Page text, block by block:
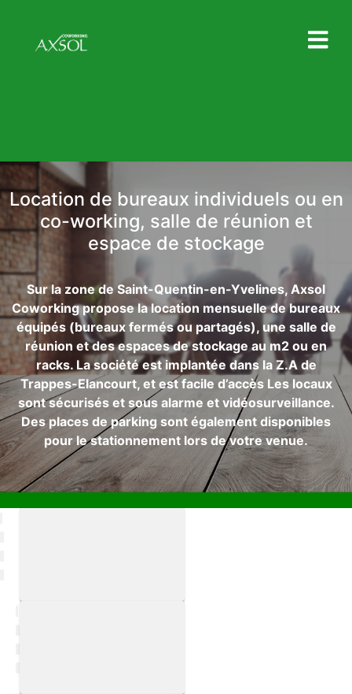
Location de bureaux individuels ou en
co-working, salle de réunion et
espace de stockage
Sur la zone de Saint-Quentin-en-Yvelines, Axsol
Coworking propose la location mensuelle de bureaux
équipés (bureaux fermés ou partagés), une salle de
réunion et des espaces de stockage au m2 ou en
racks. La société est implantée dans la Z.A de
Trappes-Elancourt, et est facile d’accès Les locaux
sont sécurisés et sous alarme et vidéosurveillance.
Des places de parking sont également disponibles
pour le stationnement lors de votre venue.